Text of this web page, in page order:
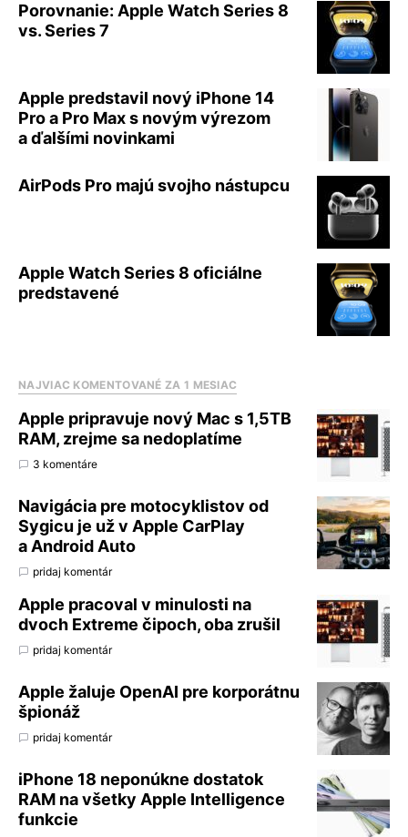
Porovnanie: Apple Watch Series 8
vs. Series 7
Apple predstavil nový iPhone 14
Pro a Pro Max s novým výrezom
a ďalšími novinkami
AirPods Pro majú svojho nástupcu
Apple Watch Series 8 oficiálne
predstavené
NAJVIAC KOMENTOVANÉ ZA 1 MESIAC
Apple pripravuje nový Mac s 1,5TB
RAM, zrejme sa nedoplatíme
3 komentáre
Navigácia pre motocyklistov od
Sygicu je už v Apple CarPlay
a Android Auto
pridaj komentár
Apple pracoval v minulosti na
dvoch Extreme čipoch, oba zrušil
pridaj komentár
Apple žaluje OpenAI pre korporátnu
špionáž
pridaj komentár
iPhone 18 neponúkne dostatok
RAM na všetky Apple Intelligence
funkcie